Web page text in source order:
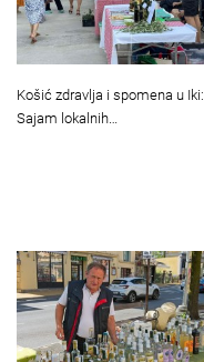
Košić zdravlja i spomena u Iki:
Sajam lokalnih…